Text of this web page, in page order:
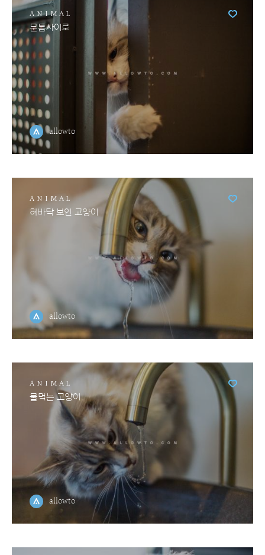
ANIMAL
문틈사이로
allowto
ANIMAL
혀바닥 보인 고양이
allowto
ANIMAL
물먹는 고양이
allowto